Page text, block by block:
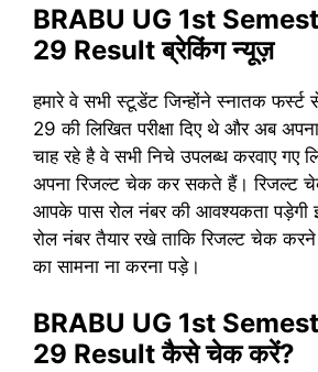
BRABU UG 1st
29 Result ब्रेकिंग न्यूज़
हमारे वे सभी स्टूडेंट जिन्होंने स्नातक
29 की लिखित परीक्षा दिए थे और अब
चाह रहे है वे सभी निचे उपलब्ध करवाए गए
अपना रिजल्ट चेक कर सकते हैं। रिजल्ट
आपके पास रोल नंबर की आवश्यकता पड़ेगी
रोल नंबर तैयार रखे ताकि रिजल्ट चेक करने
का सामना ना करना पड़े।
BRABU UG 1st
29 Result कैसे चेक करें?